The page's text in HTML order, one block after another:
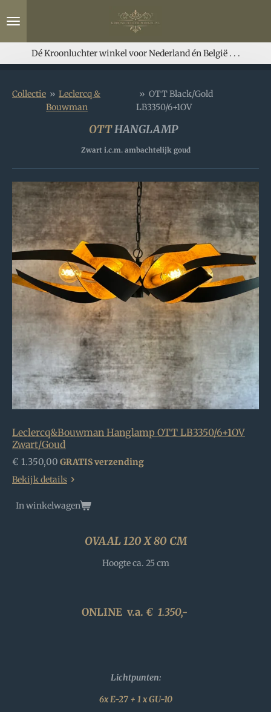
direct
hoofdinhoud
Dé Kroonluchter winkel voor Nederland én België . . .
Collectie » Leclercq &
Bouwman
» OTT Black/Gold
LB3350/6+1OV
OTTHANGLAMP
Zwart i.c.m. ambachtelijk goud
Leclercq&Bouwman Hanglamp OTT LB3350/6+1OV
Zwart/Goud
€ 1.350,00 GRATIS verzending
Bekijk details
In winkelwagen
OVAAL 120 X 80 CM
Hoogte ca. 25 cm
ONLINE v.a. € 1.350,-
Lichtpunten:
6x E-27 + 1 x GU-10